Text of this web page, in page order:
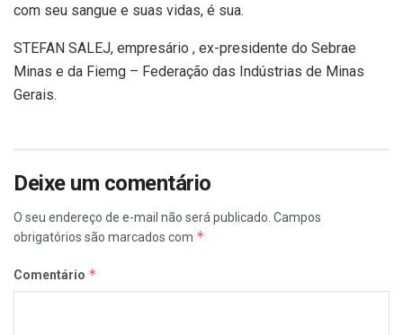
com seu sangue e suas vidas, é sua.
STEFAN SALEJ, empresário , ex-presidente do Sebrae
Minas e da Fiemg – Federação das Indústrias de Minas
Gerais.
Deixe um comentário
O seu endereço de e-mail não será publicado. Campos
obrigatórios são marcados com *
Comentário *